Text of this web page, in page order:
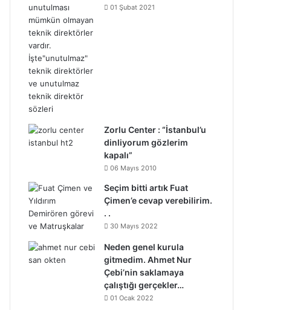
01 Şubat 2021
Zorlu Center : “İstanbul’u
dinliyorum gözlerim
kapalı”
06 Mayıs 2010
Seçim bitti artık Fuat
Çimen’e cevap verebilirim.
. .
30 Mayıs 2022
Neden genel kurula
gitmedim. Ahmet Nur
Çebi’nin saklamaya
çalıştığı gerçekler…
01 Ocak 2022